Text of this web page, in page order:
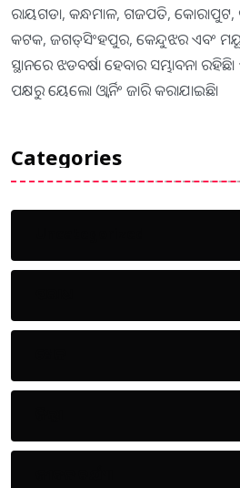
ରାୟଗଡା, କନ୍ଧମାଳ, ଗଜପତି, କୋରାପୁଟ,
କଟକ, ଜଗତ୍‌ସିଂହପୁର, କେନ୍ଦୁଝର ଏବଂ
ସ୍ଥାନରେ ଝଡବର୍ଷା ହେବାର ସମ୍ଭାବନା
ପକ୍ଷରୁ ୟେଲୋ ଓ୍ବାର୍ନିଂ ଜାରି କରାଯାଇଛି।
Categories